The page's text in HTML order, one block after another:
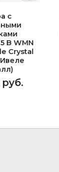
с
B WMN
Crystal